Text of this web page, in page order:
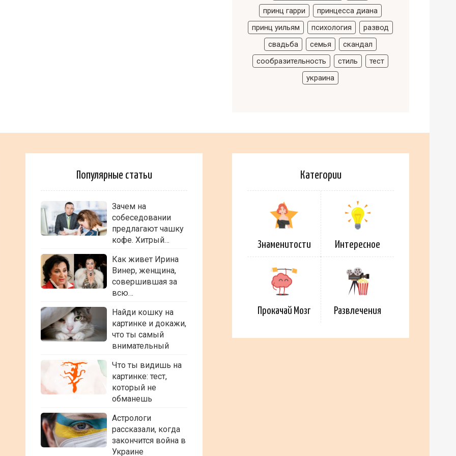
принц гарри
принцесса диана
принц уильям
психология
развод
свадьба
семья
скандал
сообразительность
стиль
тест
украина
Популярные статьи
Зачем на
собеседовании
предлагают чашку
кофе. Хитрый…
Как живет Ирина
Винер, женщина,
совершившая за
всю…
Найди кошку на
картинке и докажи,
что ты самый
внимательный
Что ты видишь на
картинке: тест,
который не
обманешь
Астрологи
рассказали, когда
закончится война в
Украине
Категории
Знаменитости Интересное
Прокачай Мозг Развлечения